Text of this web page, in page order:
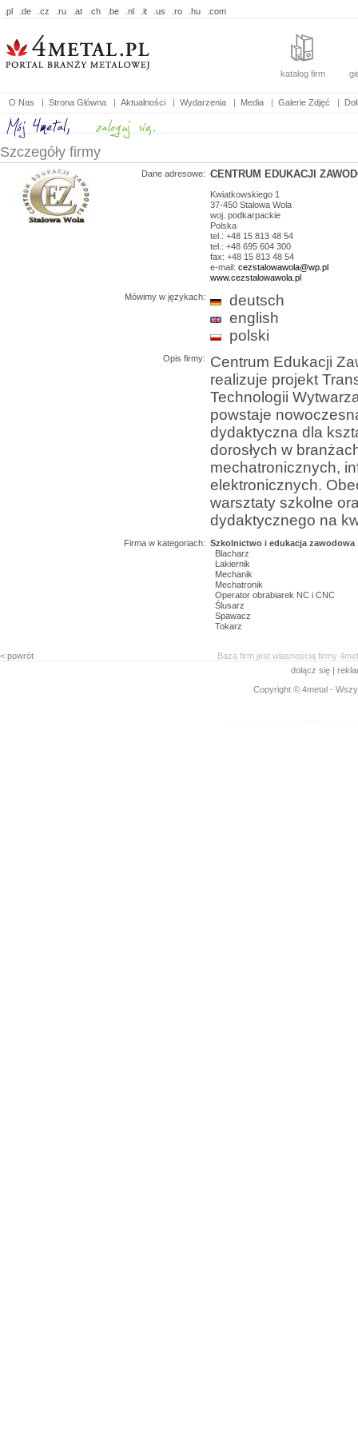
.pl .de .cz .ru .at .ch .be .nl .it .us .ro .hu .com
katalog firm
O Nas | Strona Główna | Aktualności | Wydarzenia | Media | Galerie Zdjęć |
Szczegóły firmy
Dane adresowe: CENTRUM EDUKACJI
Kwiatkowskiego 1
37-450 Stalowa Wola
woj. podkarpackie
Polska
tel.: +48 15 813 48 54
tel.: +48 695 604 300
fax: +48 15 813 48 54
e-mail: cezstalowawola@wp.pl
www.cezstalowawola.pl
Mówimy w językach:
deutsch
english
polski
Opis firmy:
Centrum Edukacji
realizuje projekt
Technologii
powstaje
dydaktyczna dla
dorosłych w
mechatronicznych,
elektronicznych.
warsztaty szkolne
dydaktycznego na
Firma w kategoriach: Szkolnictwo i edukacja zawodowa
Blacharz
Lakiernik
Mechanik
Mechatronik
Operator obrabiarek NC i CNC
Ślusarz
Spawacz
Tokarz
< powrót
Baza firm jest własnością firmy
dołącz się |
Copyright © 4metal -